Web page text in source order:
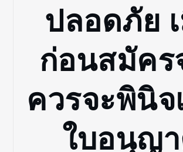
ปลอดภัย
ก่อนสมัคร
ควรจะพินิจ
ใบอนุญ